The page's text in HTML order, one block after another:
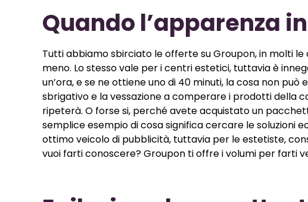
Quando l’apparenza
Tutti abbiamo sbirciato le offerte su Groupon, in molti
meno. Lo stesso vale per i centri estetici, tuttavia è
un’ora, e se ne ottiene uno di 40 minuti, la cosa non
sbrigativo e la vessazione a comperare i prodotti della
ripeterà. O forse si, perché avete acquistato un
semplice esempio di cosa significa cercare le soluzioni
ottimo veicolo di pubblicità, tuttavia per le estetiste,
vuoi farti conoscere? Groupon ti offre i volumi per farti